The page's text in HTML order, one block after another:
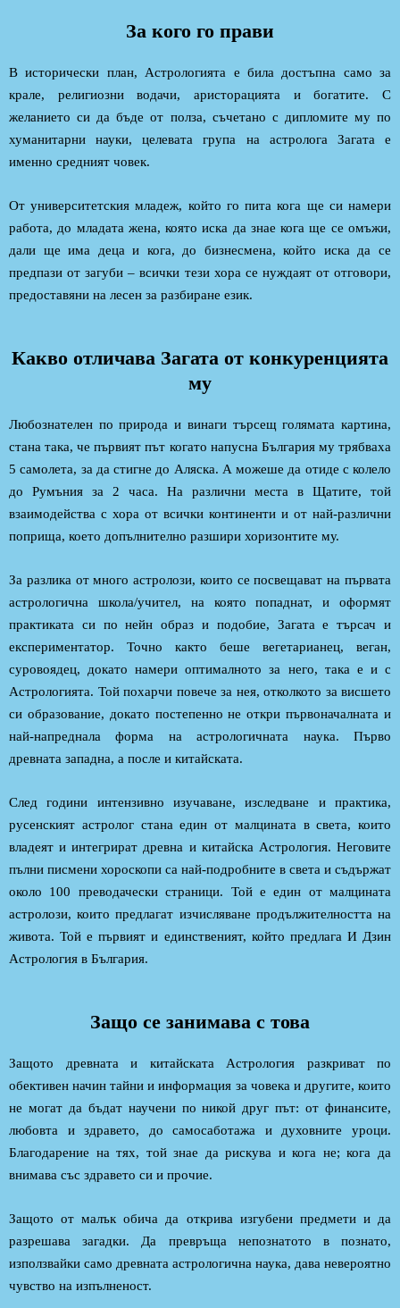
За кого го прави
В исторически план, Астрологията е била достъпна само за
крале, религиозни водачи, аристорацията и богатите. С
желанието си да бъде от полза, съчетано с дипломите му по
хуманитарни науки, целевата група на астролога Загата е
именно средният човек.
От университетския младеж, който го пита кога ще си намери
работа, до младата жена, която иска да знае кога ще се омъжи,
дали ще има деца и кога, до бизнесмена, който иска да се
предпази от загуби – всички тези хора се нуждаят от отговори,
предоставяни на лесен за разбиране език.
Какво отличава Загата от конкуренцията
му
Любознателен по природа и винаги търсещ голямата картина,
стана така, че първият път когато напусна България му трябваха
5 самолета, за да стигне до Аляска. А можеше да отиде с колело
до Румъния за 2 часа. На различни места в Щатите, той
взаимодейства с хора от всички континенти и от най-различни
поприща, което допълнително разшири хоризонтите му.
За разлика от много астролози, които се посвещават на първата
астрологична школа/учител, на която попаднат, и оформят
практиката си по нейн образ и подобие, Загата е търсач и
експериментатор. Точно както беше вегетарианец, веган,
суровоядец, докато намери оптималното за него, така е и с
Астрологията. Той похарчи повече за нея, отколкото за висшето
си образование, докато постепенно не откри първоначалната и
най-напреднала форма на астрологичната наука. Първо
древната западна, а после и китайската.
След години интензивно изучаване, изследване и практика,
русенският астролог стана един от малцината в света, които
владеят и интегрират древна и китайска Астрология. Неговите
пълни писмени хороскопи са най-подробните в света и съдържат
около 100 преводачески страници. Той е един от малцината
астролози, които предлагат изчисляване продължителността на
живота. Той е първият и единственият, който предлага И Дзин
Астрология в България.
Защо се занимава с това
Защото древната и китайската Астрология разкриват по
обективен начин тайни и информация за човека и другите, които
не могат да бъдат научени по никой друг път: от финансите,
любовта и здравето, до самосаботажа и духовните уроци.
Благодарение на тях, той знае да рискува и кога не; кога да
внимава със здравето си и прочие.
Защото от малък обича да открива изгубени предмети и да
разрешава загадки. Да превръща непознатото в познато,
използвайки само древната астрологична наука, дава невероятно
чувство на изпълненост.